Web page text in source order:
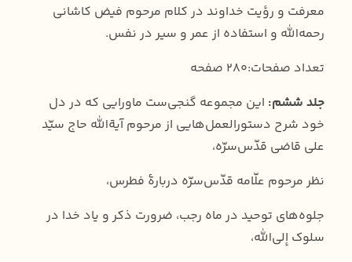
معرفت و رؤیت خداوند در کلام مرحوم فیض کاشانی
رحمه‌الله و استفاده از عمر و سیر در نفس.
تعداد صفحات:280 صفحه
جلد ششم: این مجموعه گنجی‌ست ماورایی که در دل
خود شرح دستورالعمل‌هایی از مرحوم آیة‌الله حاج سیّد
علی قاضی قدّس‌سرّه،
نظر مرحوم علّامه قدّس‌سرّه دربارۀ فطرس،
جلوه‌های توحید در ماه رجب، ضرورت ذکر و یاد خدا در
سلوک إلی‌الله،